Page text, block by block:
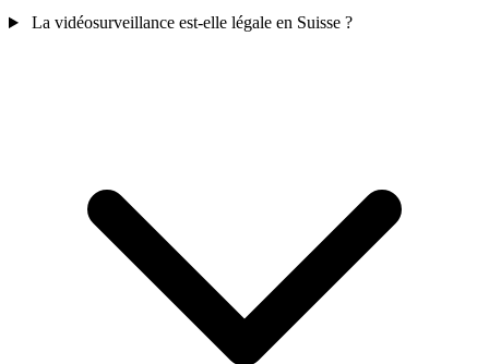
La vidéosurveillance est-elle légale en Suisse ?